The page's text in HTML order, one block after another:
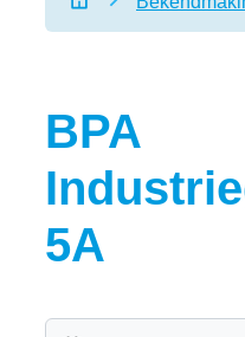
Startpagina
BPA
5A